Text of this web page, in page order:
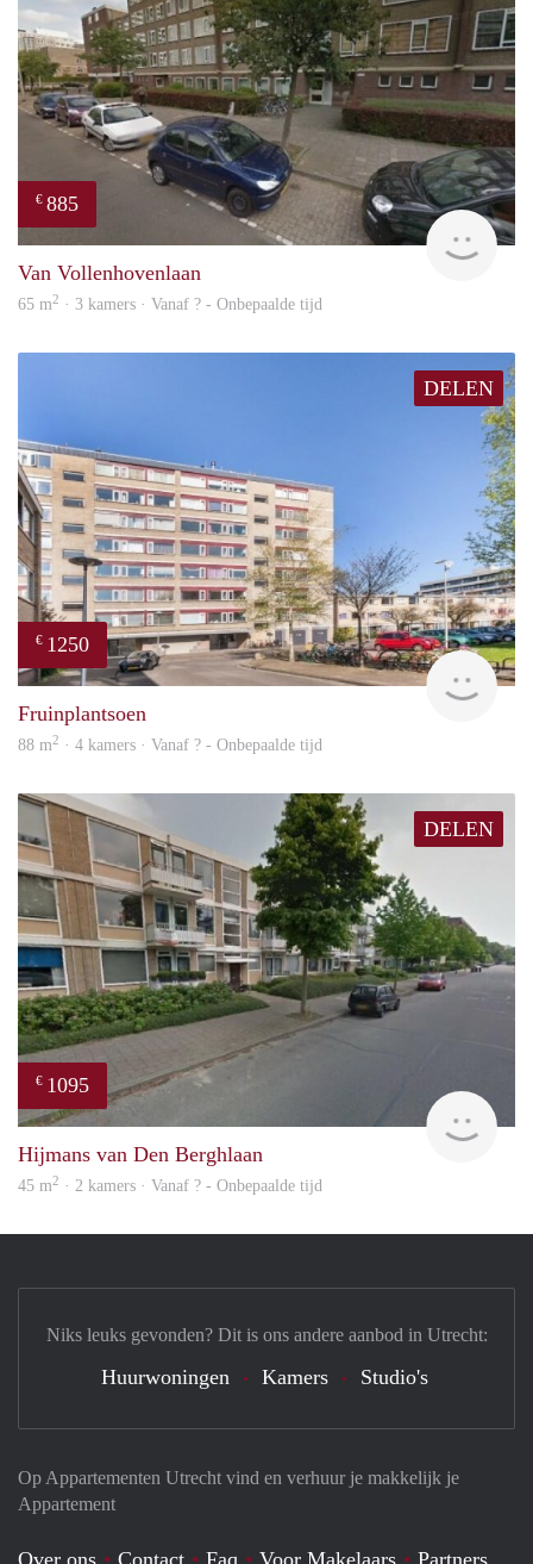
€ 885
Van Vollenhovenlaan
65 m2 · 3 kamers · Vanaf ? - Onbepaalde tijd
DELEN
€ 1250
rent
Fruinplantsoen
88 m2 · 4 kamers · Vanaf ? - Onbepaalde tijd
DELEN
€ 1095
Hijmans van Den Berghlaan
45 m2 · 2 kamers · Vanaf ? - Onbepaalde tijd
Op Appartementen Utrecht vind en verhuur je makkelijk je
Appartement
Over ons Contact Faq Voor Makelaars Partners
Niks leuks gevonden? Dit is ons andere aanbod in Utrecht:
Huurwoningen Kamers Studio's